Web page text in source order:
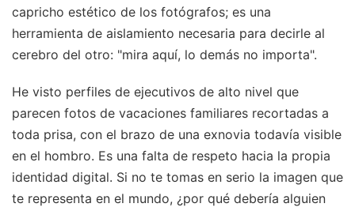
capricho estético de los fotógrafos; es una
herramienta de aislamiento necesaria para decirle al
cerebro del otro: "mira aquí, lo demás no importa".
He visto perfiles de ejecutivos de alto nivel que
parecen fotos de vacaciones familiares recortadas a
toda prisa, con el brazo de una exnovia todavía visible
en el hombro. Es una falta de respeto hacia la propia
identidad digital. Si no te tomas en serio la imagen que
te representa en el mundo, ¿por qué debería alguien